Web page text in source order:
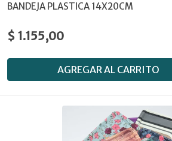
BANDEJA PLASTICA 14X20CM
$ 1.155,00
AGREGAR AL CARRITO